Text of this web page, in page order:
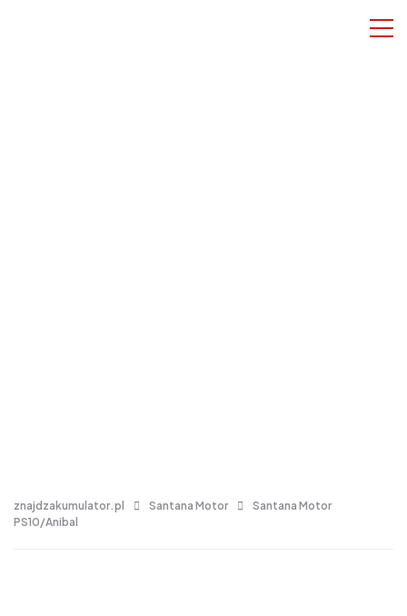
znajdzakumulator.pl Santana Motor
Santana Motor
PS10/Anibal